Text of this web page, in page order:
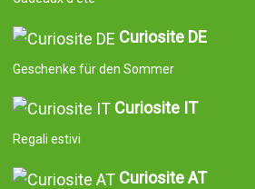
Curiosite DE
Geschenke für den Sommer
Curiosite IT
Regali estivi
Curiosite AT